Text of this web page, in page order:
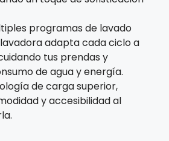
programas de lavado
adapta cada ciclo a
tus prendas y
de agua y energía.
de carga superior,
y accesibilidad al